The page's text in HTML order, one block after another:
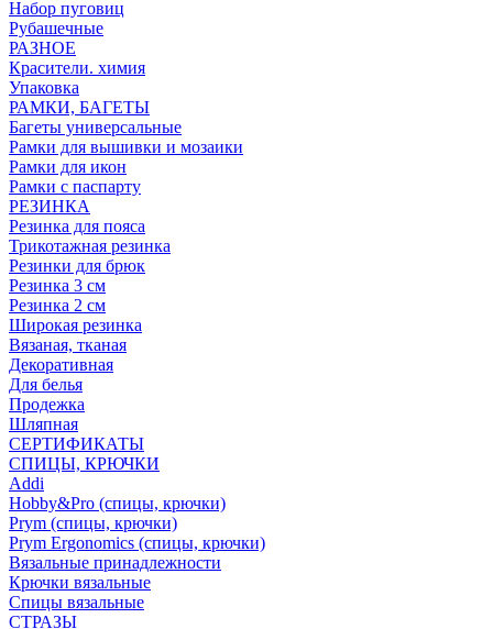
Набор пуговиц
Рубашечные
РАЗНОЕ
Красители. химия
Упаковка
РАМКИ, БАГЕТЫ
Багеты универсальные
Рамки для вышивки и мозаики
Рамки для икон
Рамки с паспарту
РЕЗИНКА
Резинка для пояса
Трикотажная резинка
Резинки для брюк
Резинка 3 см
Резинка 2 см
Широкая резинка
Вязаная, тканая
Декоративная
Для белья
Продежка
Шляпная
СЕРТИФИКАТЫ
СПИЦЫ, КРЮЧКИ
Addi
Hobby&Pro (спицы, крючки)
Prym (спицы, крючки)
Prym Ergonomics (спицы, крючки)
Вязальные принадлежности
Крючки вязальные
Спицы вязальные
СТРАЗЫ